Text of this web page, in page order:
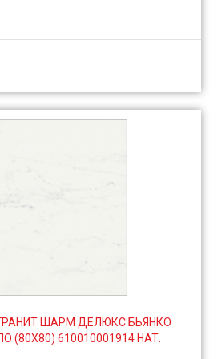
ШАРМ ДЕЛЮКС БЬЯНКО
610010001914 НАТ.